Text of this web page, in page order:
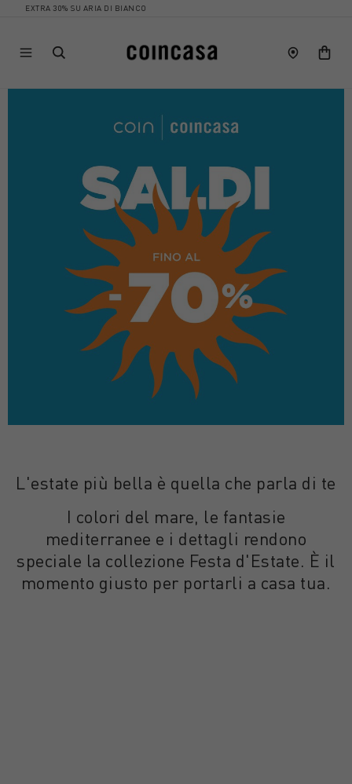
30% SU ARIA DI BIANCO
L'estate più bella è quella che parla di te
I colori del mare, le fantasie
mediterranee e i dettagli rendono
speciale la collezione Festa d'Estate. È il
momento giusto per portarli a casa tua.